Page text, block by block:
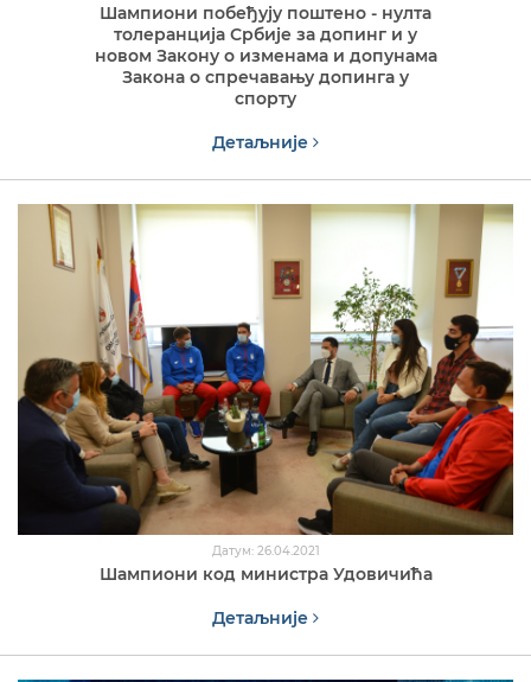
Шампиони побеђују поштено - нулта
толеранција Србије за допинг и у
новом Закону о изменама и допунама
Закона о спречавању допинга у
спорту
Детаљније
Датум: 26.04.2021
Шампиони код министра Удовичића
Детаљније